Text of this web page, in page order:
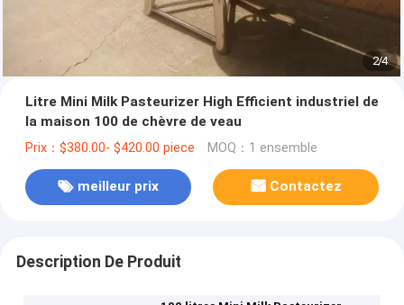
2/4
Litre Mini Milk Pasteurizer High Efficient industriel de
la maison 100 de chèvre de veau
Prix：$380.00- $420.00 piece MOQ：1 ensemble
meilleur prix Contactez
Description De Produit